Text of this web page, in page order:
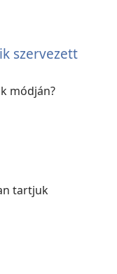
szervezett
módján?
tartjuk